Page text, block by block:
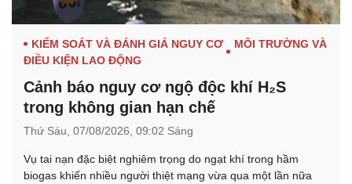
KIỂM SOÁT VÀ ĐÁNH GIÁ NGUY CƠ
MÔI TRƯỜNG VÀ
ĐIỀU KIỆN LAO ĐỘNG
Cảnh báo nguy cơ ngộ độc khí H₂S
trong không gian hạn chế
Thứ Sáu, 07/08/2026, 09:02 Sáng
Vụ tai nạn đặc biệt nghiêm trọng do ngạt khí trong hầm
biogas khiến nhiều người thiệt mạng vừa qua một lần nữa